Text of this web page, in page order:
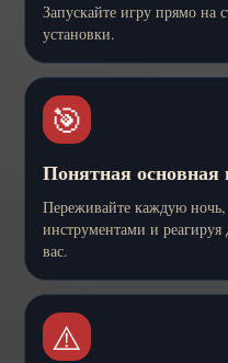
Запускайте игру прямо на
установки.
🎯
Понятная основная
Переживайте каждую ночь,
инструментами и реагируя
вас.
⚠️